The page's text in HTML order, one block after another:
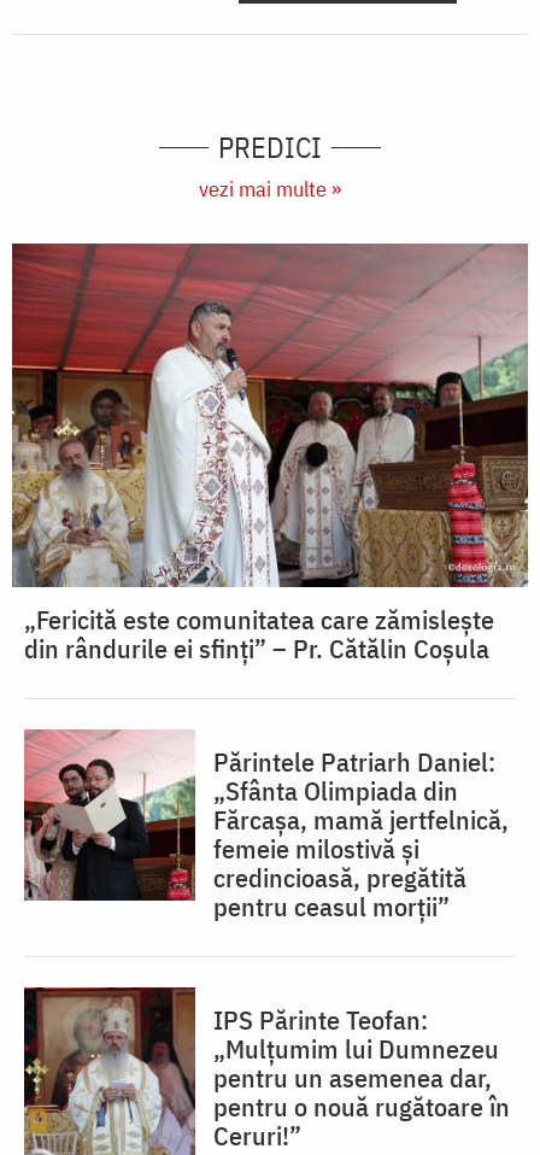
PREDICI
vezi mai multe »
„Fericită este comunitatea care zămislește
din rândurile ei sfinți” – Pr. Cătălin Coșula
Părintele Patriarh Daniel:
„Sfânta Olimpiada din
Fărcașa, mamă jertfelnică,
femeie milostivă și
credincioasă, pregătită
pentru ceasul morții”
IPS Părinte Teofan:
„Mulțumim lui Dumnezeu
pentru un asemenea dar,
pentru o nouă rugătoare în
Ceruri!”